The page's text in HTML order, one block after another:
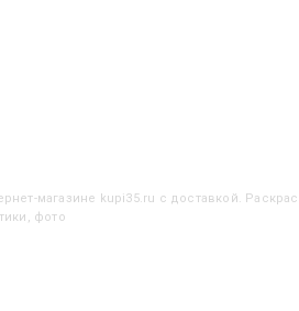
магазине kupi35.ru с доставкой.
фото